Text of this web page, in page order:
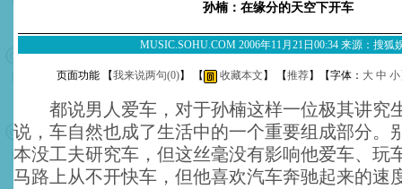
孙楠：在缘分的天空下开车
MUSIC.SOHU.COM 2006年11月21日00:34 来源：搜狐
页面功能 【我来说两句(0)】 【 收藏本文 】 【推荐】【字体： 大 中 小
都说男人爱车，对于孙楠这样一位极其讲究
说，车自然也成了生活中的一个重要组成部分。
本没工夫研究车，但这丝毫没有影响他爱车、玩
马路上从不开快车，但他喜欢汽车奔驰起来的速